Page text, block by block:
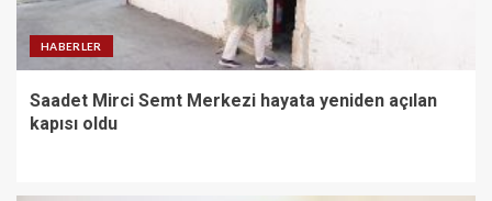
HABERLER
Saadet Mirci Semt Merkezi hayata yeniden açılan
kapısı oldu